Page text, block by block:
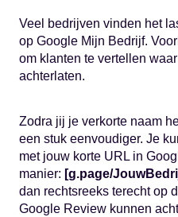
Veel bedrijven vinden het
op Google Mijn Bedrijf.
om klanten te vertellen
achterlaten.
Zodra jij je verkorte naam
een stuk eenvoudiger. Je
met jouw korte URL in
manier: [g.page/
dan rechtsreeks terecht op
Google Review kunnen